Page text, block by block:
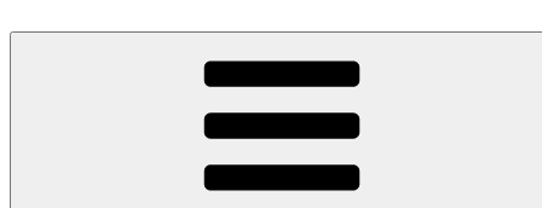
Nicht immer positiv – der Nachlass